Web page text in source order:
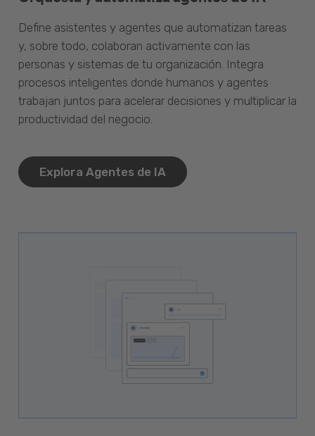
Define asistentes y agentes que automatizan tareas
y, sobre todo, colaboran activamente con las
personas y sistemas de tu organización. Integra
procesos inteligentes donde humanos y agentes
trabajan juntos para acelerar decisiones y multiplicar la
productividad del negocio.
Explora Agentes de IA